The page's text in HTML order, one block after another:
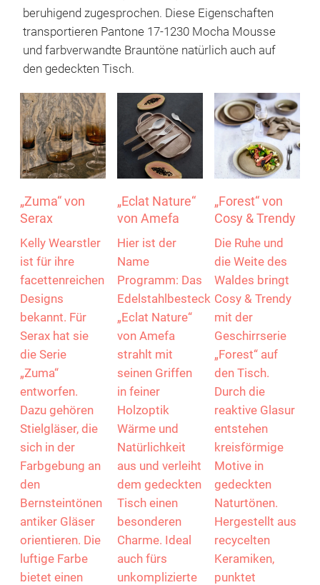
beruhigend zugesprochen. Diese Eigenschaften
transportieren Pantone 17-1230 Mocha Mousse
und farbverwandte Brauntöne natürlich auch auf
den gedeckten Tisch.
„Zuma“ von
Serax
Kelly Wearstler
ist für ihre
facettenreichen
Designs
bekannt. Für
Serax hat sie
die Serie
„Zuma“
entworfen.
Dazu gehören
Stielgläser, die
sich in der
Farbgebung an
den
Bernsteintönen
antiker Gläser
orientieren. Die
luftige Farbe
bietet einen
„Eclat Nature“
von Amefa
Hier ist der
Name
Programm: Das
Edelstahlbesteck
„Eclat Nature“
von Amefa
strahlt mit
seinen Griffen
in feiner
Holzoptik
Wärme und
Natürlichkeit
aus und verleiht
dem gedeckten
Tisch einen
besonderen
Charme. Ideal
auch fürs
unkomplizierte
„Forest“ von
Cosy & Trendy
Die Ruhe und
die Weite des
Waldes bringt
Cosy & Trendy
mit der
Geschirrserie
„Forest“ auf
den Tisch.
Durch die
reaktive Glasur
entstehen
kreisförmige
Motive in
gedeckten
Naturtönen.
Hergestellt aus
recycelten
Keramiken,
punktet